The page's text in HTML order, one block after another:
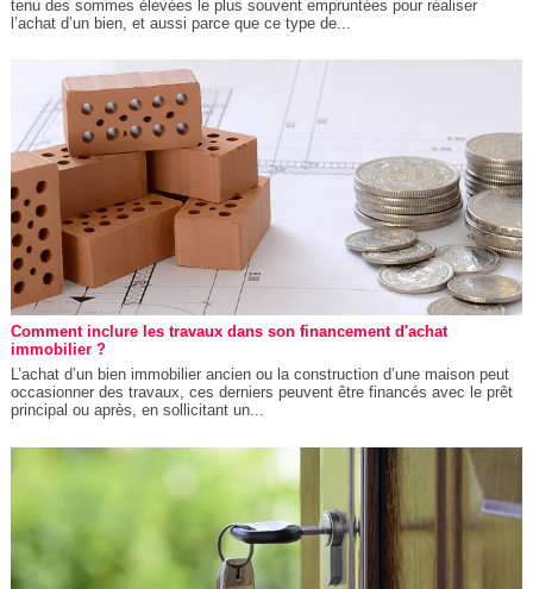
tenu des sommes élevées le plus souvent empruntées pour réaliser
l’achat d’un bien, et aussi parce que ce type de...
Comment inclure les travaux dans son financement d'achat
immobilier ?
L’achat d’un bien immobilier ancien ou la construction d’une maison peut
occasionner des travaux, ces derniers peuvent être financés avec le prêt
principal ou après, en sollicitant un...